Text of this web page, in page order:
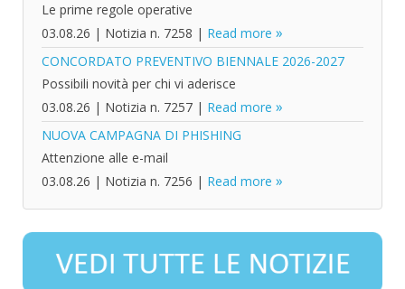
Le prime regole operative
03.08.26 | Notizia n. 7258 | Read more
CONCORDATO PREVENTIVO BIENNALE 2026-2027
Possibili novità per chi vi aderisce
03.08.26 | Notizia n. 7257 | Read more
NUOVA CAMPAGNA DI PHISHING
Attenzione alle e-mail
03.08.26 | Notizia n. 7256 | Read more